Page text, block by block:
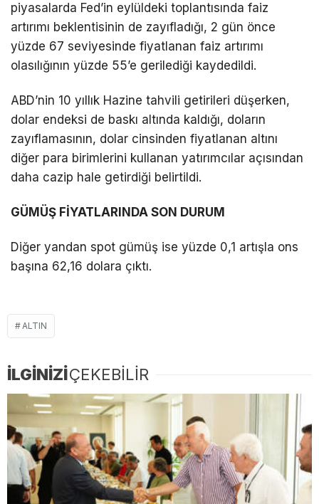
piyasalarda Fed’in eylüldeki toplantısında faiz
artırımı beklentisinin de zayıfladığı, 2 gün önce
yüzde 67 seviyesinde fiyatlanan faiz artırımı
olasılığının yüzde 55’e gerilediği kaydedildi.
ABD’nin 10 yıllık Hazine tahvili getirileri düşerken,
dolar endeksi de baskı altında kaldığı, doların
zayıflamasının, dolar cinsinden fiyatlanan altını
diğer para birimlerini kullanan yatırımcılar açısından
daha cazip hale getirdiği belirtildi.
GÜMÜŞ FİYATLARINDA SON DURUM
Diğer yandan spot gümüş ise yüzde 0,1 artışla ons
başına 62,16 dolara çıktı.
ALTIN
İLGİNİZİÇEKEBİLİR